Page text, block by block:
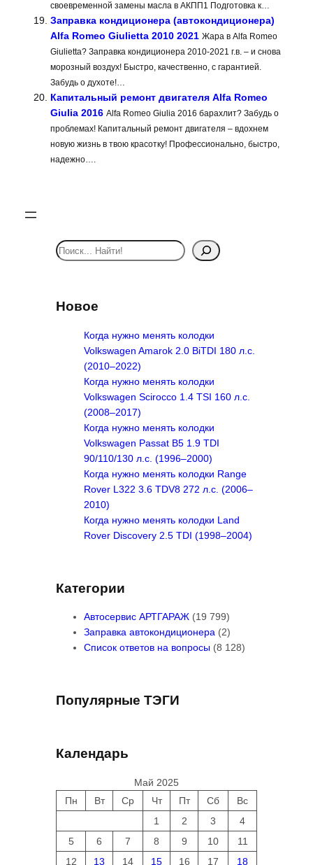
своевременной замены масла в АКПП1 Подготовка к…
Заправка кондиционера (автокондиционера)
Alfa Romeo Giulietta 2010 2021 Жара в Alfa Romeo
Giulietta? Заправка кондиционера 2010-2021 г.в. – и снова
морозный воздух! Быстро, качественно, с гарантией.
Забудь о духоте!…
Капитальный ремонт двигателя Alfa Romeo
Giulia 2016 Alfa Romeo Giulia 2016 барахлит? Забудь о
проблемах! Капитальный ремонт двигателя – вдохнем
новую жизнь в твою красотку! Профессионально, быстро,
надежно….
S
e
c
Новое
Когда нужно менять колодки
Volkswagen Amarok 2.0 BiTDI 180 л.с.
(2010–2022)
Когда нужно менять колодки
Volkswagen Scirocco 1.4 TSI 160 л.с.
(2008–2017)
Когда нужно менять колодки
Volkswagen Passat B5 1.9 TDI
90/110/130 л.с. (1996–2000)
Когда нужно менять колодки Range
Rover L322 3.6 TDV8 272 л.с. (2006–
2010)
Когда нужно менять колодки Land
Rover Discovery 2.5 TDI (1998–2004)
Категории
Автосервис АРТГАРАЖ (19 799)
Заправка автокондиционера (2)
Список ответов на вопросы (8 128)
Популярные ТЭГИ
Календарь
Май 2025
Пн
Вт Ср Чт Пт Сб
Вс
1
2 3
4
5
6 7 8 9 10
11
12
13 14 15 16 17 18